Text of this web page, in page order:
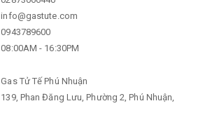
info@gastute.com
0943789600
08:00AM - 16:30PM
Gas Tử Tế Phú Nhuận
139, Phan Đăng Lưu, Phường 2, Phú Nhuận,